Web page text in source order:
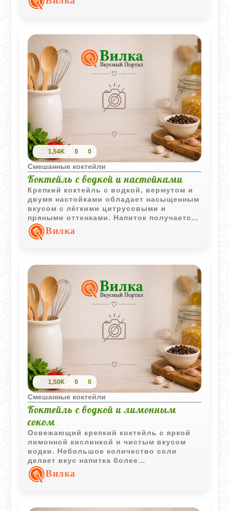
которая отлично балансирует напиток.
1,54K 0 0
Смешанные коктейли
Коктейль с водкой и настойками
Крепкий коктейль с водкой, вермутом и
двумя настойками обладает насыщенным
вкусом с лёгкими цитрусовыми и
пряными оттенками. Напиток получается
выразительным и хорошо охлаждённым.
Вилка
1,50K 0 0
Смешанные коктейли
Коктейль с водкой и лимонным
соком
Освежающий крепкий коктейль с яркой
лимонной кислинкой и чистым вкусом
водки. Небольшое количество соли
делает вкус напитка более
выразительным и слегка смягчает
цитрусовую резкость.
Вилка